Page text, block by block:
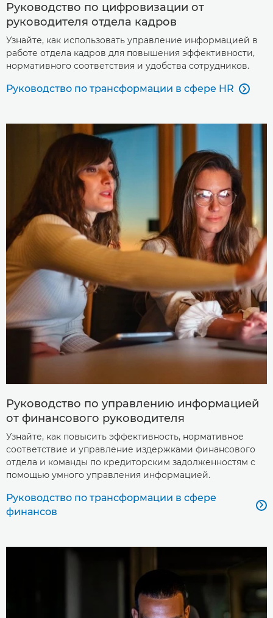
Руководство по цифровизации от
руководителя отдела кадров
Узнайте, как использовать управление информацией в
работе отдела кадров для повышения эффективности,
нормативного соответствия и удобства сотрудников.
Руководство по трансформации в сфере HR 
Руководство по управлению информацией
от финансового руководителя
Узнайте, как повысить эффективность, нормативное
соответствие и управление издержками финансового
отдела и команды по кредиторским задолженностям с
помощью умного управления информацией.
Руководство по трансформации в сфере
финансов
